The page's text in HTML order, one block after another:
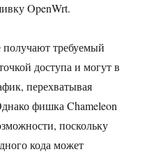
OpenWrt.
требуемый
доступа и могут в
перехватывая
фишка Chameleon
поскольку
кода может